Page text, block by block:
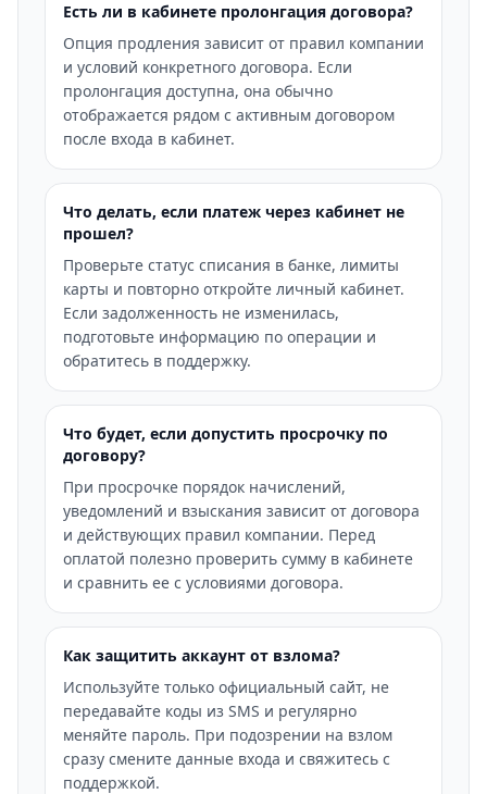
Есть ли в кабинете пролонгация договора?
Опция продления зависит от правил компании
и условий конкретного договора. Если
пролонгация доступна, она обычно
отображается рядом с активным договором
после входа в кабинет.
Что делать, если платеж через кабинет не
прошел?
Проверьте статус списания в банке, лимиты
карты и повторно откройте личный кабинет.
Если задолженность не изменилась,
подготовьте информацию по операции и
обратитесь в поддержку.
Что будет, если допустить просрочку по
договору?
При просрочке порядок начислений,
уведомлений и взыскания зависит от договора
и действующих правил компании. Перед
оплатой полезно проверить сумму в кабинете
и сравнить ее с условиями договора.
Как защитить аккаунт от взлома?
Используйте только официальный сайт, не
передавайте коды из SMS и регулярно
меняйте пароль. При подозрении на взлом
сразу смените данные входа и свяжитесь с
поддержкой.